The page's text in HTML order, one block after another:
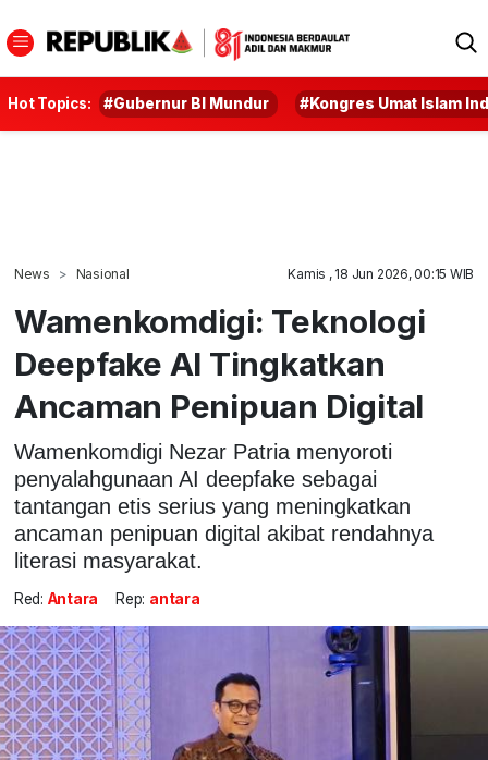
Hot Topics: #Gubernur BI Mundur #Kongres Umat Islam
News Nasional Kamis , 18 Jun 2026, 00:15 WIB
Wamenkomdigi: Teknologi
Deepfake AI Tingkatkan
Ancaman Penipuan Digital
Wamenkomdigi Nezar Patria menyoroti
penyalahgunaan AI deepfake sebagai
tantangan etis serius yang meningkatkan
ancaman penipuan digital akibat rendahnya
literasi masyarakat.
Red: Antara Rep: antara